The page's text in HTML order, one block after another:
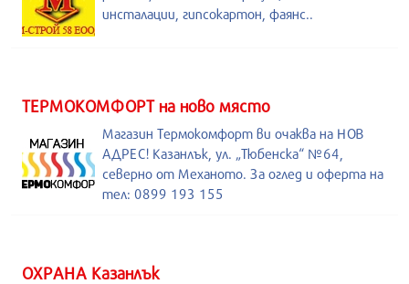
инсталации, гипсокартон, фаянс..
ТЕРМОКОМФОРТ на ново място
Магазин Термокомфорт ви очаква на НОВ
АДРЕС! Казанлък, ул. „Тюбенска“ №64,
северно от Механото. За оглед и оферта на
тел: 0899 193 155
ОХРАНА Казанлък